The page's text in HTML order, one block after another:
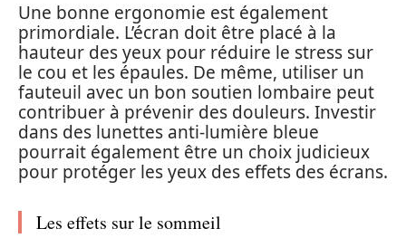
Une bonne ergonomie est également
primordiale. L’écran doit être placé à la
hauteur des yeux pour réduire le stress sur
le cou et les épaules. De même, utiliser un
fauteuil avec un bon soutien lombaire peut
contribuer à prévenir des douleurs. Investir
dans des lunettes anti-lumière bleue
pourrait également être un choix judicieux
pour protéger les yeux des effets des écrans.
Les effets sur le sommeil